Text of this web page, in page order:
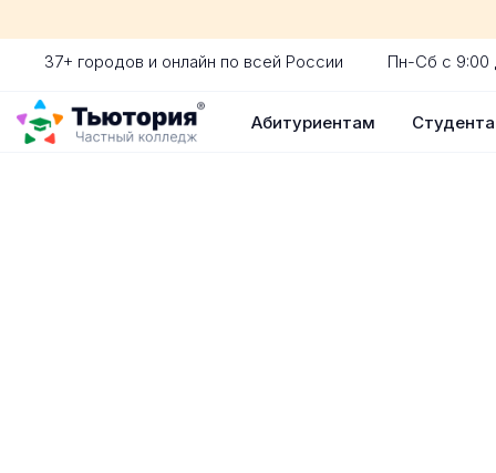
37+ городов и онлайн по всей России Пн-Сб с 9:00
Абитуриентам